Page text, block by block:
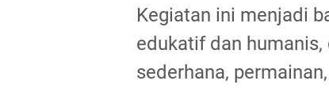
Kegiatan ini menjadi
edukatif dan
sederhana,